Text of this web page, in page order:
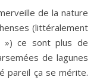
(littéralement
») ce sont plus de
de lagunes
pareil ça se mérite.